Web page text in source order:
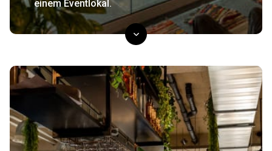
einem Eventlokal.
scroll down